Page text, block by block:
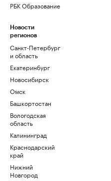
РБК Образование
Новости
регионов
Санкт-Петербург
и область
Екатеринбург
Новосибирск
Омск
Башкортостан
Вологодская
область
Калининград
Краснодарский
край
Нижний
Новгород